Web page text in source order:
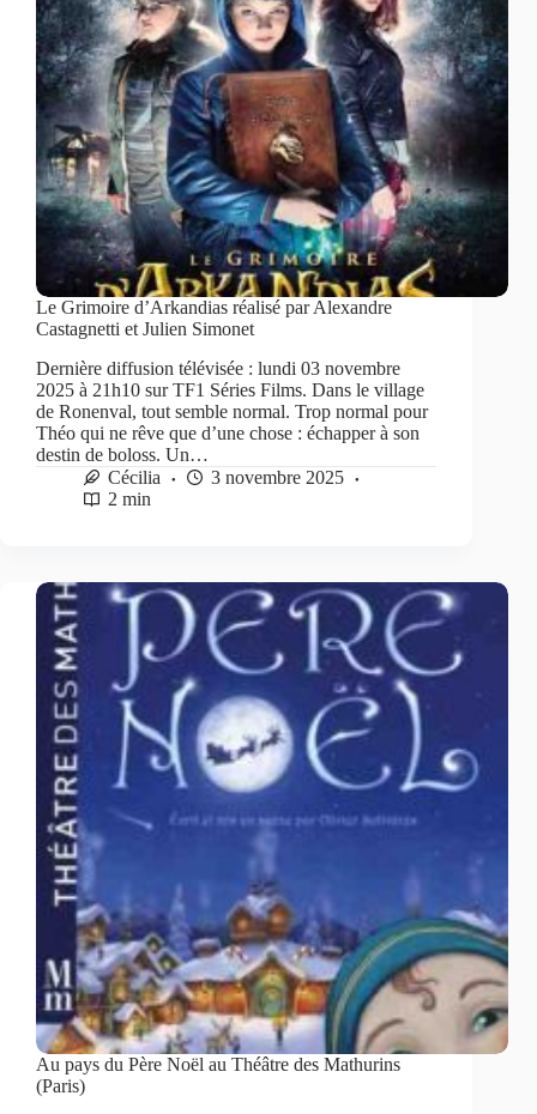
Le Grimoire d’Arkandias réalisé par Alexandre
Castagnetti et Julien Simonet
Dernière diffusion télévisée : lundi 03 novembre
2025 à 21h10 sur TF1 Séries Films. Dans le village
de Ronenval, tout semble normal. Trop normal pour
Théo qui ne rêve que d’une chose : échapper à son
destin de boloss. Un…
Cécilia
3 novembre 2025
2 min
Au pays du Père Noël au Théâtre des Mathurins
(Paris)